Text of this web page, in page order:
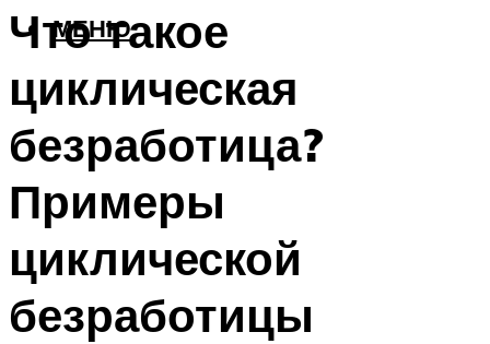
МЕНЮ
Что такое
циклическая
безработица?
Примеры
циклической
безработицы